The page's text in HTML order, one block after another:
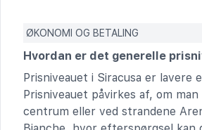
ØKONOMI OG BETALING
Hvordan er det generelle
Prisniveauet i Siracusa er lavere
Prisniveauet påvirkes af, om
centrum eller ved strandene